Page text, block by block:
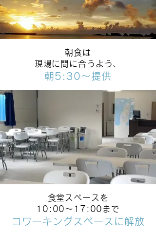
朝食は
現場に間に合うよう、
朝5:30～提供
食堂スペースを
10:00～17:00まで
コワーキングスペースに​解放